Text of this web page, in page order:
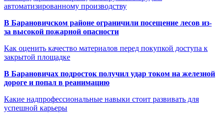
автоматизированному производству
В Барановичском районе ограничили посещение лесов из-
за высокой пожарной опасности
Как оценить качество материалов перед покупкой доступа к
закрытой площадке
В Барановичах подросток получил удар током на железной
дороге и попал в реанимацию
Какие надпрофессиональные навыки стоит развивать для
успешной карьеры